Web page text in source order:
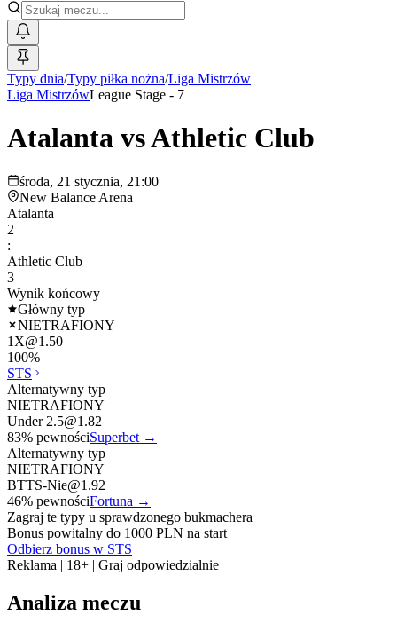
Typy dnia/Typy piłka nożna/Liga Mistrzów
Liga MistrzówLeague Stage - 7
Atalanta vsAthletic Club
środa, 21 stycznia, 21:00
New Balance Arena
Atalanta
2
:
Athletic Club
3
Wynik końcowy
Główny typ
NIETRAFIONY
1X@1.50
100%
STS
Alternatywny typ
NIETRAFIONY
Under 2.5@1.82
83% pewnościSuperbet →
Alternatywny typ
NIETRAFIONY
BTTS-Nie@1.92
46% pewnościFortuna →
Zagraj te typy u sprawdzonego bukmachera
Bonus powitalny do 1000 PLN na start
Odbierz bonus w STS
Reklama | 18+ | Graj odpowiedzialnie
Analiza meczu